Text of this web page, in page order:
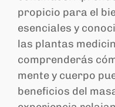
propicio para el
esenciales y
las plantas
comprenderás
mente y cuerpo
beneficios del